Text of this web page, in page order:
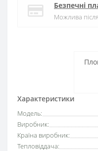
Характеристики
Модель:
Виробник:
Країна виробник:
Тепловіддача:
Безпечні
Можлива